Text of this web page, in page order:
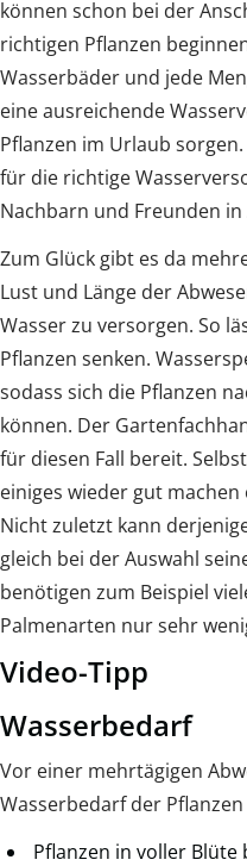
können schon bei der
richtigen Pflanzen
Wasserbäder und jede
eine ausreichende
Pflanzen im Urlaub
für die richtige
Nachbarn und Freunden
Zum Glück gibt es da
Lust und Länge der
Wasser zu versorgen. So
Pflanzen senken.
sodass sich die Pflanzen
können. Der
für diesen Fall bereit.
einiges wieder gut
Nicht zuletzt kann
gleich bei der Auswahl
benötigen zum Beispiel
Palmenarten nur sehr
Video-Tipp
Wasserbedarf
Vor einer mehrtägigen
Wasserbedarf der Pflanzen
Pflanzen in voller Blüte